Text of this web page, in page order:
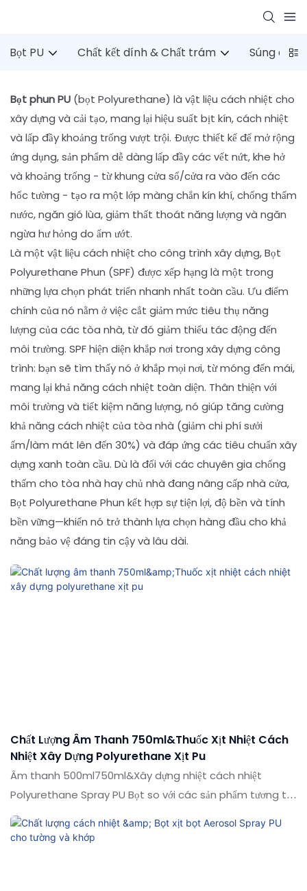
Bọt PU Chất kết dính & Chất trám Súng dính
Bọt phun PU (bọt Polyurethane) là vật liệu cách nhiệt cho
xây dựng và cải tạo, mang lại hiệu suất bịt kín, cách nhiệt
và lấp đầy khoảng trống vượt trội. Được thiết kế để mở rộng
ứng dụng, sản phẩm dễ dàng lấp đầy các vết nứt, khe hở
và khoảng trống - từ khung cửa sổ/cửa ra vào đến các
hốc tường - tạo ra một lớp màng chắn kín khí, chống thấm
nước, ngăn gió lùa, giảm thất thoát năng lượng và ngăn
ngừa hư hỏng do ẩm ướt.
Là một vật liệu cách nhiệt cho công trình xây dựng, Bọt
Polyurethane Phun (SPF) được xếp hạng là một trong
những lựa chọn phát triển nhanh nhất toàn cầu. Ưu điểm
chính của nó nằm ở việc cắt giảm mức tiêu thụ năng
lượng của các tòa nhà, từ đó giảm thiểu tác động đến
môi trường. SPF hiện diện khắp nơi trong xây dựng công
trình: bạn sẽ tìm thấy nó ở khắp mọi nơi, từ móng đến mái,
mang lại khả năng cách nhiệt toàn diện. Thân thiện với
môi trường và tiết kiệm năng lượng, nó giúp tăng cường
khả năng cách nhiệt của tòa nhà (giảm chi phí sưởi
ấm/làm mát lên đến 30%) và đáp ứng các tiêu chuẩn xây
dựng xanh toàn cầu. Dù là đối với các chuyên gia chống
thấm cho tòa nhà hay chủ nhà đang nâng cấp nhà cửa,
Bọt Polyurethane Phun kết hợp sự tiện lợi, độ bền và tính
bền vững—khiến nó trở thành lựa chọn hàng đầu cho khả
năng bảo vệ đáng tin cậy và lâu dài.
Chất Lượng Âm Thanh 750ml&Thuốc Xịt Nhiệt Cách
Nhiệt Xây Dựng Polyurethane Xịt Pu
Âm thanh 500ml750ml&Xây dựng nhiệt cách nhiệt
Polyurethane Spray PU Bọt so với các sản phẩm tương tự
trên thị trường, nó có những lợi thế nổi bật về mặt hiệu
suất, chất lượng, ngoại hình, v.v., và tận hưởng danh tiếng